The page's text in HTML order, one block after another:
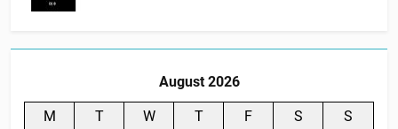
August 2026
M T W T F S
S